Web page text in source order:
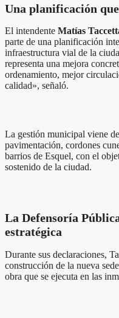
Una planificación
El intendente Matías
parte de una planificación
infraestructura vial de la
representa una mejora
ordenamiento, mejor
calidad», señaló.
La gestión municipal viene
pavimentación, cordones
barrios de Esquel, con el
sostenido de la ciudad.
La Defensoría
estratégica
Durante sus declaraciones,
construcción de la nueva
obra que se ejecuta en las